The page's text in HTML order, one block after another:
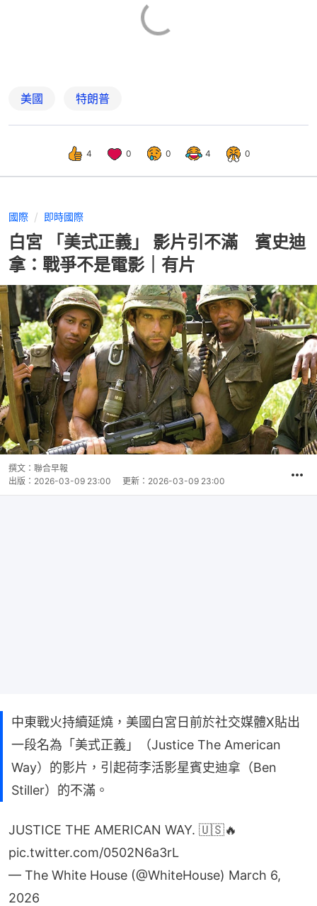
美國 特朗普
4 0 0 4 0
國際 即時國際
白宮 「美式正義」 影片引不滿 賓史迪
拿：戰爭不是電影｜有片
撰文： 聯合早報
出版： 2026-03-09 23:00 更新： 2026-03-09 23:00
中東戰火持續延燒，美國白宮日前於社交媒體X貼出
一段名為「美式正義」（Justice The American
Way）的影片，引起荷李活影星賓史迪拿（Ben
Stiller）的不滿。
JUSTICE THE AMERICAN WAY. 🇺🇸🔥
pic.twitter.com/0502N6a3rL
— The White House (@WhiteHouse) March 6,
2026